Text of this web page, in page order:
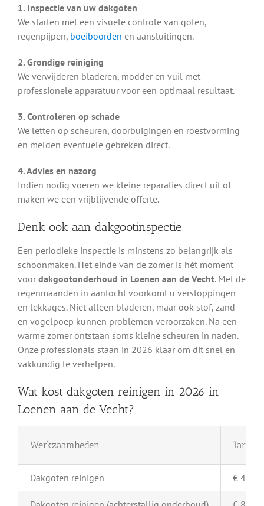
1. Inspectie van uw dakgoten
We starten met een visuele controle van goten,
regenpijpen, boeiboorden en aansluitingen.
2. Grondige reiniging
We verwijderen bladeren, modder en vuil met
professionele apparatuur voor een optimaal resultaat.
3. Controleren op schade
We letten op scheuren, doorbuigingen en roestvorming
en melden eventuele gebreken direct.
4. Advies en nazorg
Indien nodig voeren we kleine reparaties direct uit of
maken we een vrijblijvende offerte.
Denk ook aan dakgootinspectie
Een periodieke inspectie is minstens zo belangrijk als
schoonmaken. Het einde van de zomer is hét moment
voor dakgootonderhoud in Loenen aan de Vecht. Met de
regenmaanden in aantocht voorkomt u verstoppingen
en lekkages. Niet alleen bladeren, maar ook stof, zand
en vogelpoep kunnen problemen veroorzaken. Na een
warme zomer ontstaan soms kleine scheuren in naden.
Onze professionals staan in 2026 klaar om dit snel en
vakkundig te verhelpen.
Wat kost dakgoten reinigen in 2026 in
Loenen aan de Vecht?
Werkzaamheden Tarief
Dakgoten reinigen € 4,-